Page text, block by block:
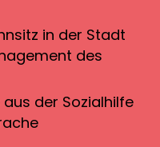
in der Stadt
des
der Sozialhilfe